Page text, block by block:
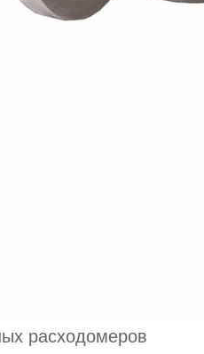
расходомеров